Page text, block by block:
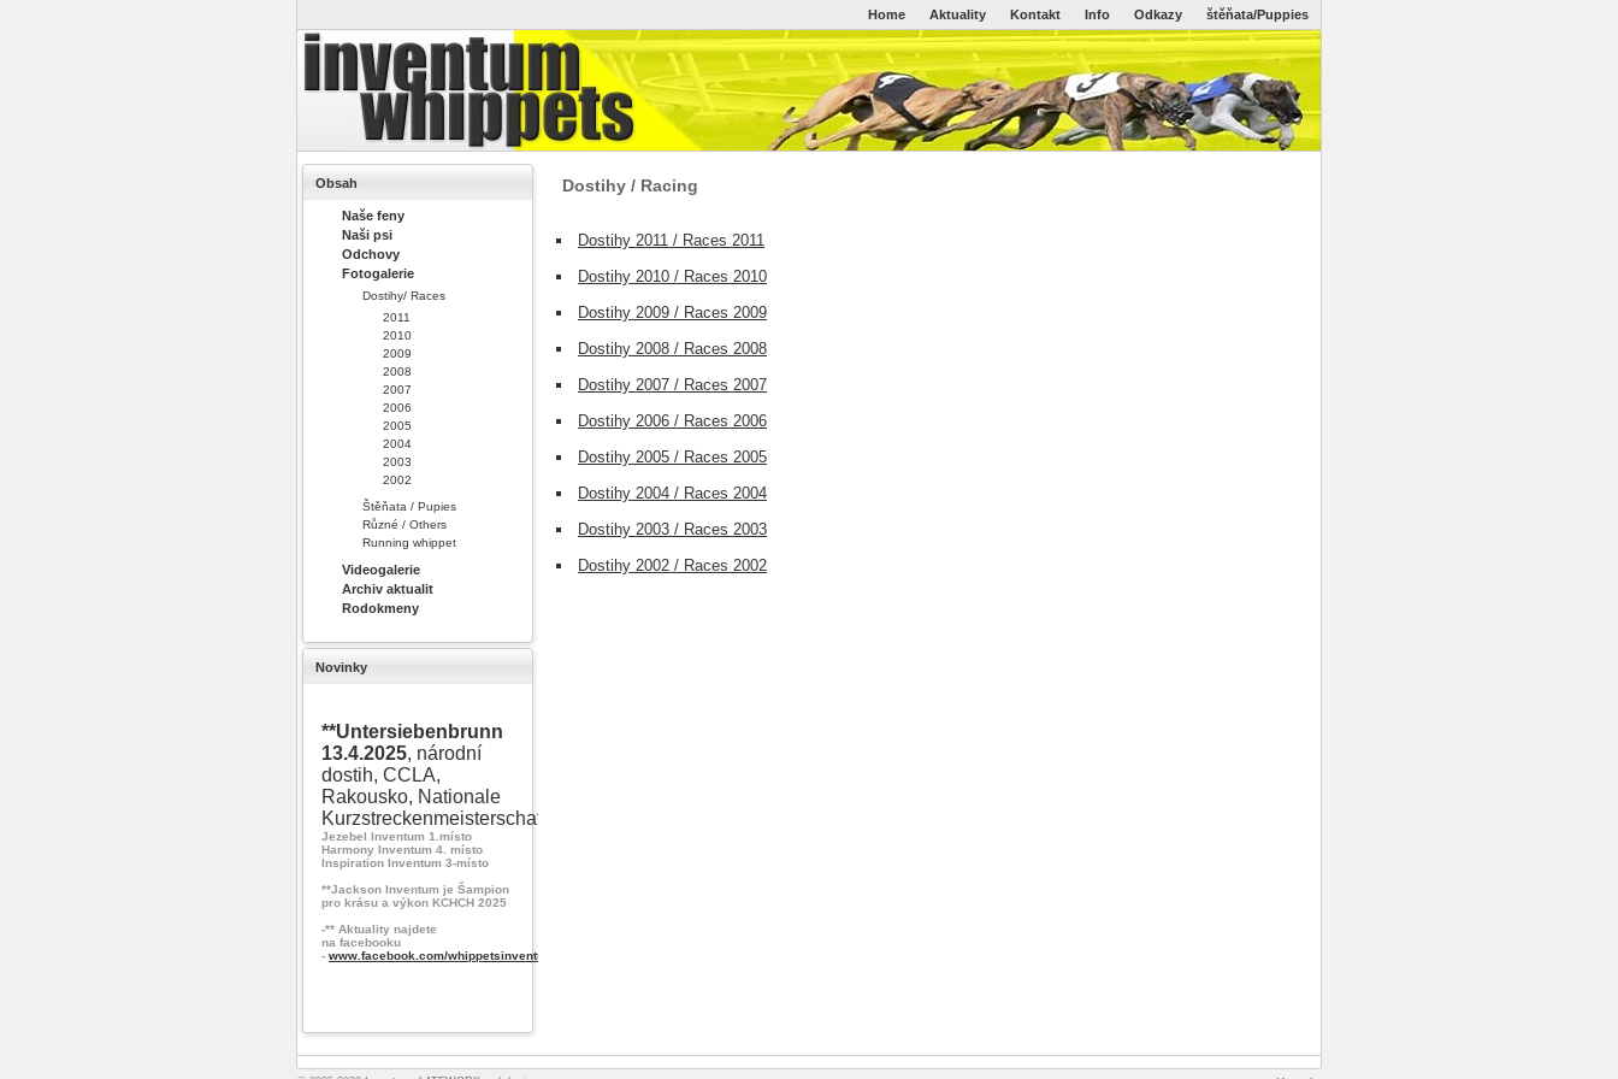
Home Aktuality Kontakt Info Odkazy štěňata/Puppies
Obsah
Naše feny
Naši psi
Odchovy
Fotogalerie
Dostihy/ Races
2011
2010
2009
2008
2007
2006
2005
2004
2003
2002
Štěňata / Pupies
Různé / Others
Running whippet
Videogalerie
Archiv aktualit
Rodokmeny
Novinky
**Untersiebenbrunn
13.4.2025, národní
dostih, CCLA,
Rakousko, Nationale
Kurzstreckenmeisterschaft
Jezebel Inventum 1.místo
Harmony Inventum 4. místo
Inspiration Inventum 3-místo
**Jackson Inventum je Šampion
pro krásu a výkon KCHCH 2025
-** Aktuality najdete
na facebooku
- www.facebook.com/whippetsinventum/
Dostihy / Racing
Dostihy 2011 / Races 2011
Dostihy 2010 / Races 2010
Dostihy 2009 / Races 2009
Dostihy 2008 / Races 2008
Dostihy 2007 / Races 2007
Dostihy 2006 / Races 2006
Dostihy 2005 / Races 2005
Dostihy 2004 / Races 2004
Dostihy 2003 / Races 2003
Dostihy 2002 / Races 2002